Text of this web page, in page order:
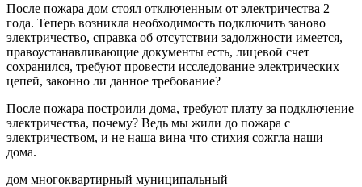
После пожара дом стоял отключенным от электричества 2
года. Теперь возникла необходимость подключить заново
электричество, справка об отсутствии задолжности имеется,
правоустанавливающие документы есть, лицевой счет
сохранился, требуют провести исследование электрических
цепей, законно ли данное требование?
После пожара построили дома, требуют плату за подключение
электричества, почему? Ведь мы жили до пожара с
электричеством, и не наша вина что стихия сожгла наши
дома.
дом многоквартирный муниципальный